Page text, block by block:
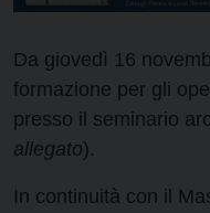
Da giovedì 16
formazione per gli
presso il seminario
allegato).
In continuità con il